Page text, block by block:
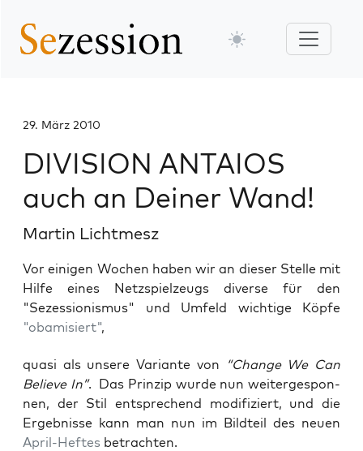
29. März 2010
DIVISION ANTAIOS
auch an Deiner Wand!
Martin Lichtmesz
Vor einigen Wochen haben wir an dieser Stelle mit
Hilfe eines Netzspielzeugs diverse für den
"Sezessionismus" und Umfeld wichtige Köpfe
"obamisiert",
qua­si als unse­re Vari­an­te von “Chan­ge We Can
Belie­ve In”. Das Prin­zip wur­de nun wei­ter­ge­spon­
nen, der Stil ent­spre­chend modi­fi­ziert, und die
Ergeb­nis­se kann man nun im Bild­teil des neu­en
April-Hef­tes betrachten.